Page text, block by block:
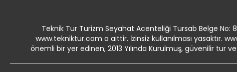
Teknik Tur Turizm Seyahat Acenteliği Tursab Belge No:
www.tekniktur.com a aittir. İzinsiz kullanılması yasaktır.
önemli bir yer edinen, 2013 Yılında Kurulmuş, güvenilir tur